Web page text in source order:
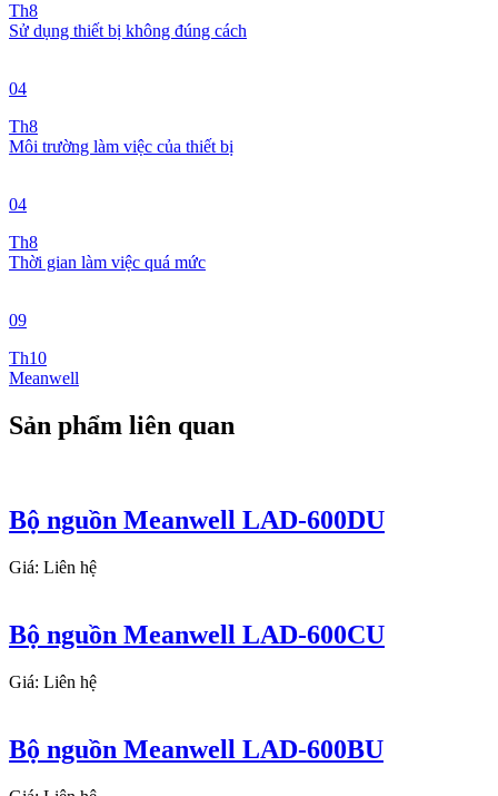
Th8
Sử dụng thiết bị không đúng cách
04
Th8
Môi trường làm việc của thiết bị
04
Th8
Thời gian làm việc quá mức
09
Th10
Meanwell
Sản phẩm liên quan
Bộ nguồn Meanwell LAD-600DU
Giá: Liên hệ
Bộ nguồn Meanwell LAD-600CU
Giá: Liên hệ
Bộ nguồn Meanwell LAD-600BU